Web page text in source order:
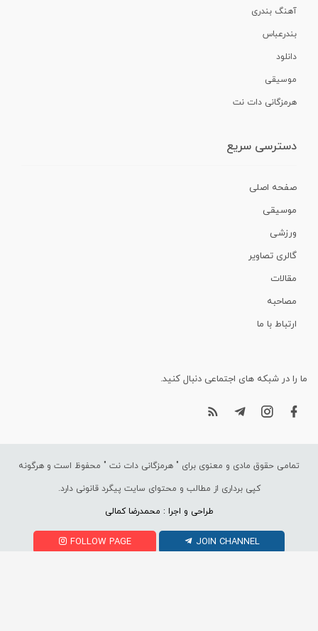
آهنگ بندری
بندرعباس
دانلود
موسیقی
هرمزگانی دات نت
دسترسی سریع
صفحه اصلی
موسیقی
ورزشی
گالری تصاویر
مقالات
مصاحبه
ارتباط با ما
ما را در شبکه های اجتماعی دنبال کنید.
تمامی حقوق مادی و معنوی برای " هرمزگانی دات نت " محفوظ است و هرگونه
کپی برداری از مطالب و محتوای سایت پیگرد قانونی دارد.
طراحی و اجرا : محمدرضا کمالی
FOLLOW PAGE JOIN CHANNEL